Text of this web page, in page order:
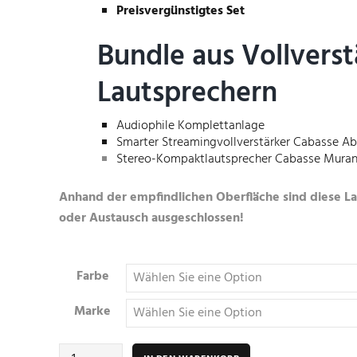
Preisvergünstigtes Set
Bundle aus
Lautsprechern
Audiophile Komplettanlage
Smarter StreamingvollverstärkerCabasse
Stereo-KompaktlautsprecherCabasse
Anhand der empfindlichen Oberfläche sind diese
oder Austausch ausgeschlossen!
Farbe
Marke
Cabasse